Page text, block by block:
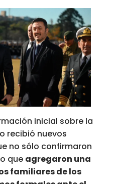
inicial sobre la
recibió nuevos
no sólo confirmaron
que agregaron una
familiares de los